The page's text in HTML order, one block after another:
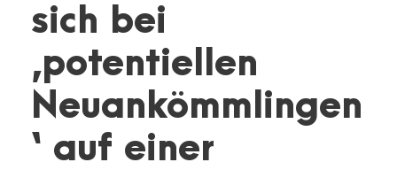
sich bei
‚potentiellen
Neuankömmlingen
‘ auf einer